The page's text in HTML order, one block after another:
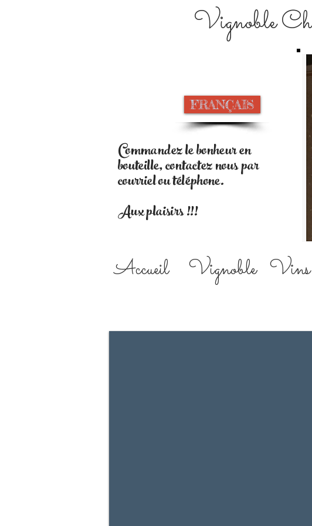
FRANÇAIS
Vignoble
Commandez le bonheur en
bouteille, contactez nous par
courriel ou téléphone.
Aux plaisirs !!!
Accueil Vignoble Vins